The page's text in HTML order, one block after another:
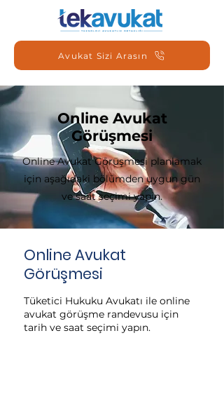
Avukat Sizi Arasın
Online Avukat
Görüşmesi
Online Avukat Görüşmesi planlamak
için aşağıdaki bölümden uygun gün
ve saat seçimi yapın.
Online Avukat
Görüşmesi
Tüketici Hukuku Avukatı ile online
avukat görüşme randevusu için
tarih ve saat seçimi yapın.